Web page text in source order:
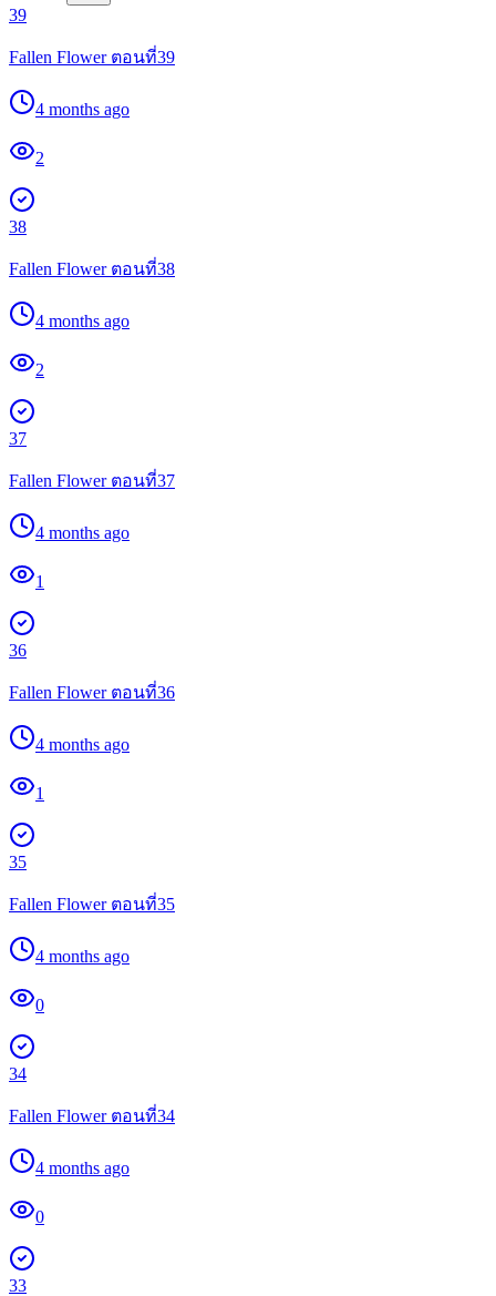
39
Fallen Flower ตอนที่39
4 months ago
2
38
Fallen Flower ตอนที่38
4 months ago
2
37
Fallen Flower ตอนที่37
4 months ago
1
36
Fallen Flower ตอนที่36
4 months ago
1
35
Fallen Flower ตอนที่35
4 months ago
0
34
Fallen Flower ตอนที่34
4 months ago
0
33